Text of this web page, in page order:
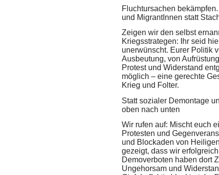
Fluchtursachen
und MigrantInnen statt
Zeigen wir den selbst
Kriegsstrategen: Ihr seid
unerwünscht. Eurer Politik
Ausbeutung, von
Protest und Widerstand
möglich – eine gerechte
Krieg und Folter.
Statt sozialer Demontage
oben nach unten
Wir rufen auf: Mischt euch
Protesten und
und Blockaden von
gezeigt, dass wir
Demoverboten haben dort
Ungehorsam und